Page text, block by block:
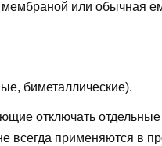
мембраной или обычная
биметаллические).
отключать
всегда применяются в